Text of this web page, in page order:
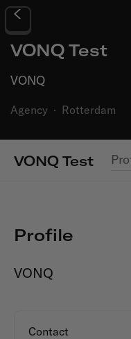
VONQ Test
VONQ
Agency · Rotterdam
VONQ Test
Profile
VONQ
Contact